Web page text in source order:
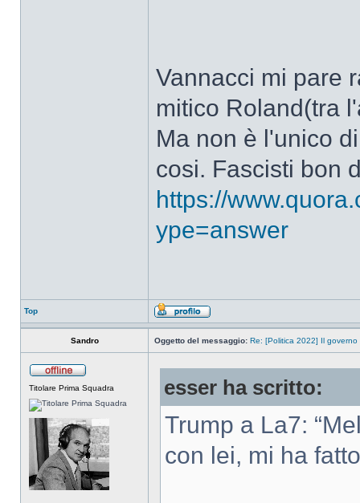
Vannacci mi pare
mitico Roland(tra
Ma non è l'unico
cosi. Fascisti bon
https://
ype=answer
Top
Sandro Oggetto del messaggio: Re: [Politica 2022] Il governo
Titolare Prima Squadra esser ha scritto:
Trump a La7:
con lei, mi ha